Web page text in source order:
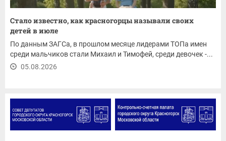
Стало известно, как красногорцы называли своих
детей в июле
По данным ЗАГСа, в прошлом месяце лидерами ТОПа имен
среди мальчиков стали Михаил и Тимофей, среди девочек -...
05.08.2026